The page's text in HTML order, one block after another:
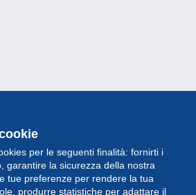
per le seguenti finalità: fornirti i
garantire la sicurezza della nostra
tue preferenze per rendere la tua
produrre statistiche per adattare il